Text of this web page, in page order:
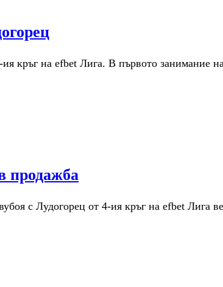
кръг на efbet Лига. В първото занимание
продажба
с Лудогорец от 4-ия кръг на efbet Лига